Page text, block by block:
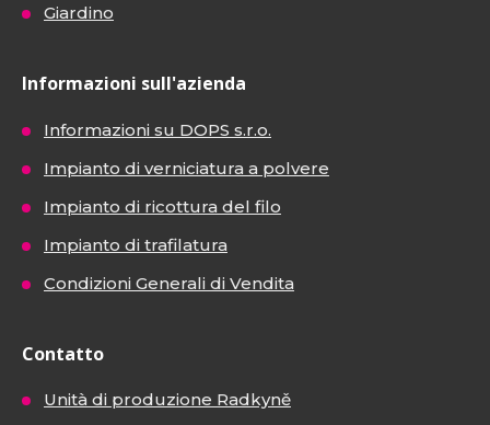
Giardino
Informazioni sull'azienda
Informazioni su DOPS s.r.o.
Impianto di verniciatura a polvere
Impianto di ricottura del filo
Impianto di trafilatura
Condizioni Generali di Vendita
Contatto
Unità di produzione Radkyně